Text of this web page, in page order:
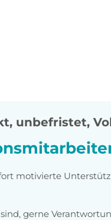
, unbefristet,
motivierte
gerne